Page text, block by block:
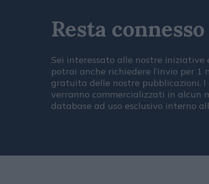
Resta connesso
Sei interessato alle nostre
potrai anche richiedere l’invio per 1
gratuita delle nostre pubblicazioni.
verranno commercializzati in alcun
database ad uso esclusivo interno